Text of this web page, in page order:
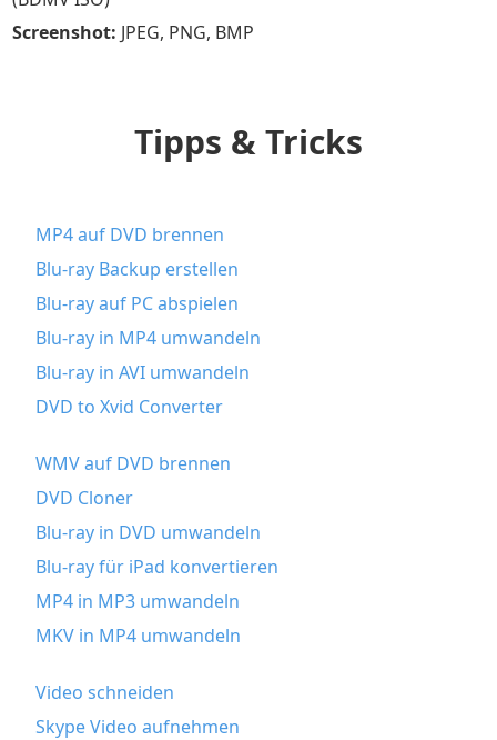
Screenshot: JPEG, PNG, BMP
Tipps & Tricks
MP4 auf DVD brennen
Blu-ray Backup erstellen
Blu-ray auf PC abspielen
Blu-ray in MP4 umwandeln
Blu-ray in AVI umwandeln
DVD to Xvid Converter
WMV auf DVD brennen
DVD Cloner
Blu-ray in DVD umwandeln
Blu-ray für iPad konvertieren
MP4 in MP3 umwandeln
MKV in MP4 umwandeln
Video schneiden
Skype Video aufnehmen